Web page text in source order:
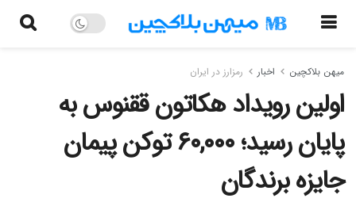
میهن بلاکچین اخبار رمزارز در ایران
اولین رویداد هکاتون ققنوس به
پایان رسید؛ ۶۰,۰۰۰ توکن پیمان
جایزه برندگان